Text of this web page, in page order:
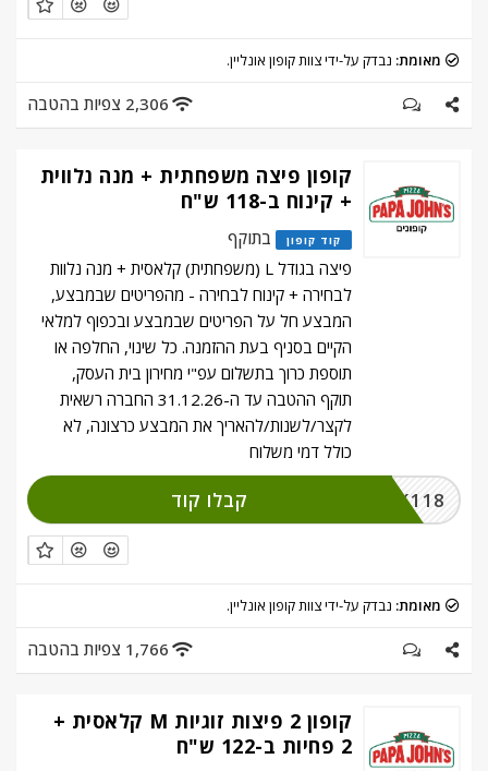
מאומת: נבדק על-ידי צוות קופון אונליין.
2,306 צפיות בהטבה
קופון פיצה משפחתית + מנה נלווית
+ קינוח ב-118 ש"ח
קוד קופון
בתוקף
פיצה בגודל L (משפחתית) קלאסית + מנה נלוות
לבחירה + קינוח לבחירה - מהפריטים שבמבצע,
המבצע חל על הפריטים שבמבצע ובכפוף למלאי
הקיים בסניף בעת ההזמנה. כל שינוי, החלפה או
תוספת כרוך בתשלום עפ"י מחירון בית העסק,
תוקף ההטבה עד ה-31.12.26 החברה רשאית
לקצר/לשנות/להאריך את המבצע כרצונה, לא
כולל דמי משלוח
CLICK118 קבלו קוד
מאומת: נבדק על-ידי צוות קופון אונליין.
1,766 צפיות בהטבה
קופון 2 פיצות זוגיות M קלאסית +
2 פחיות ב-122 ש"ח